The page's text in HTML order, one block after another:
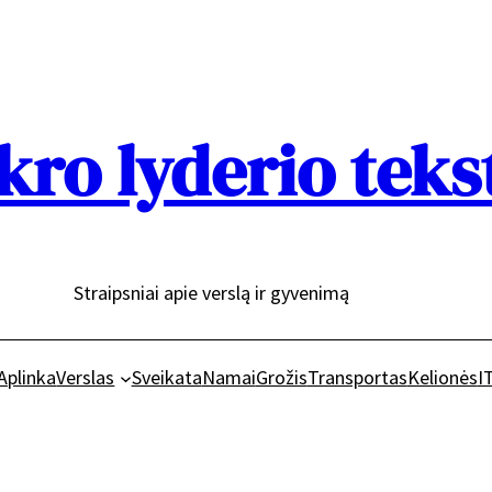
lyderio
Straipsniai apie verslą ir gyvenimą
Verslas SveikataNamaiGrožisTransportasKelionės